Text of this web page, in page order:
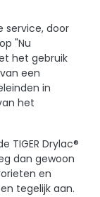
service, door
"Nu
het gebruik
een
in
het
TIGER Drylac®
dan gewoon
en
tegelijk aan.